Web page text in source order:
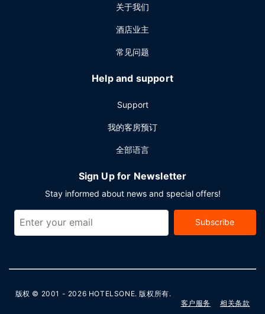
关于我们
酒店业主
常见问题
Help and support
Support
我的客房预订
全部语言
Sign Up for Newsletter
Stay informed about news and special offers!
Subscribe
版权 © 2001 - 2026 HOTELSONE. 版权所有.
客户服务
相关条款